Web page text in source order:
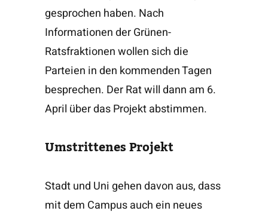
gesprochen haben. Nach
Informationen der Grünen-
Ratsfraktionen wollen sich die
Parteien in den kommenden Tagen
besprechen. Der Rat will dann am 6.
April über das Projekt abstimmen.
Umstrittenes Projekt
Stadt und Uni gehen davon aus, dass
mit dem Campus auch ein neues